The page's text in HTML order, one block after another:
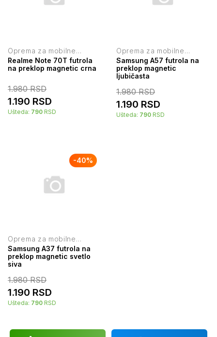
Oprema za mobilne
telefone
Realme Note 70T futrola
na preklop magnetic crna
1.980RSD
1.190 RSD
Ušteda: 790 RSD
Oprema za mobilne
telefone
Samsung A57 futrola na
preklop magnetic
ljubičasta
1.980RSD
1.190 RSD
Ušteda: 790 RSD
-40%
Oprema za mobilne
telefone
Samsung A37 futrola na
preklop magnetic svetlo
siva
1.980RSD
1.190 RSD
Ušteda: 790 RSD